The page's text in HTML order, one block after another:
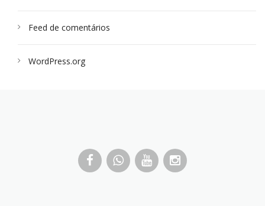
Feed de comentários
WordPress.org